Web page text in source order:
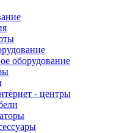
оборудование
- центры